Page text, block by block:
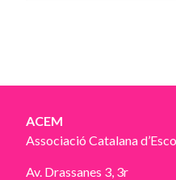
ACEM
Associació Catalana
Av. Drassanes 3, 3r